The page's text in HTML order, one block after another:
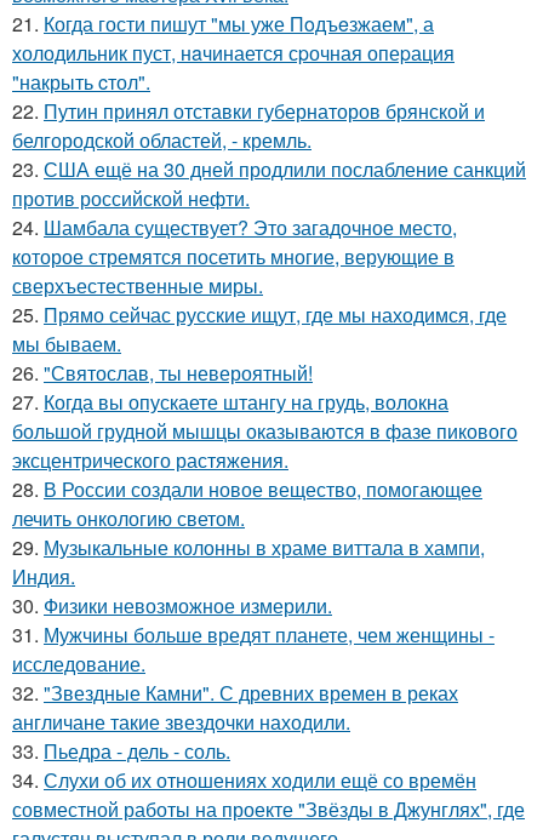
21. Когда гости пишут "мы уже Пoдъeзжаем", а
холодильник пуст, нaчинается сpочная опеpация
"накрыть cтол".
22. Путин принял отставки губернаторов брянской и
белгородской областей, - кремль.
23. США ещё на 30 дней продлили послабление санкций
против российской нефти.
24. Шамбала существует? Это загадочное место,
которое стремятся посетить многие, верующие в
сверхъестественные миры.
25. Прямо сейчас русские ищут, где мы находимся, где
мы бываем.
26. "Святослав, ты невероятный!
27. Когда вы опускаете штангу на грудь, волокна
большой грудной мышцы оказываются в фазе пикового
эксцентрического растяжения.
28. В России создали новое вещество, помогающее
лечить онкологию светом.
29. Музыкальные колонны в храме виттала в хампи,
Индия.
30. Физики невозможное измерили.
31. Мужчины больше вредят планете, чем женщины -
исследование.
32. "Звездные Камни". С древних времен в реках
англичане такие звездочки находили.
33. Пьедра - дель - соль.
34. Слухи об их отношениях ходили ещё со времён
совместной работы на проекте "Звёзды в Джунглях", где